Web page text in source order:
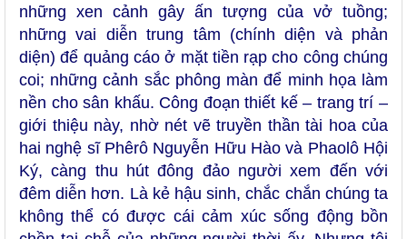
những xen cảnh gây ấn tượng của vở tuồng;
những vai diễn trung tâm (chính diện và phản
diện) để quảng cáo ở mặt tiền rạp cho công chúng
coi; những cảnh sắc phông màn để minh họa làm
nền cho sân khấu. Công đoạn thiết kế – trang trí –
giới thiệu này, nhờ nét vẽ truyền thần tài hoa của
hai nghệ sĩ Phêrô Nguyễn Hữu Hào và Phaolô Hội
Ký, càng thu hút đông đảo người xem đến với
đêm diễn hơn. Là kẻ hậu sinh, chắc chắn chúng ta
không thể có được cái cảm xúc sống động bồn